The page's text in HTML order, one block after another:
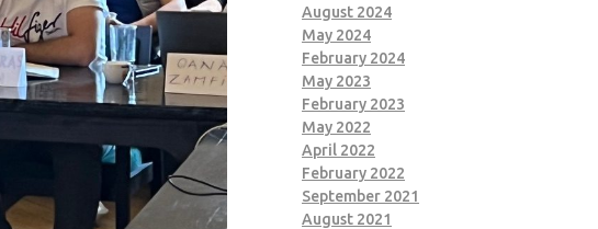
August 2024
May 2024
February 2024
May 2023
February 2023
May 2022
April 2022
February 2022
September 2021
August 2021